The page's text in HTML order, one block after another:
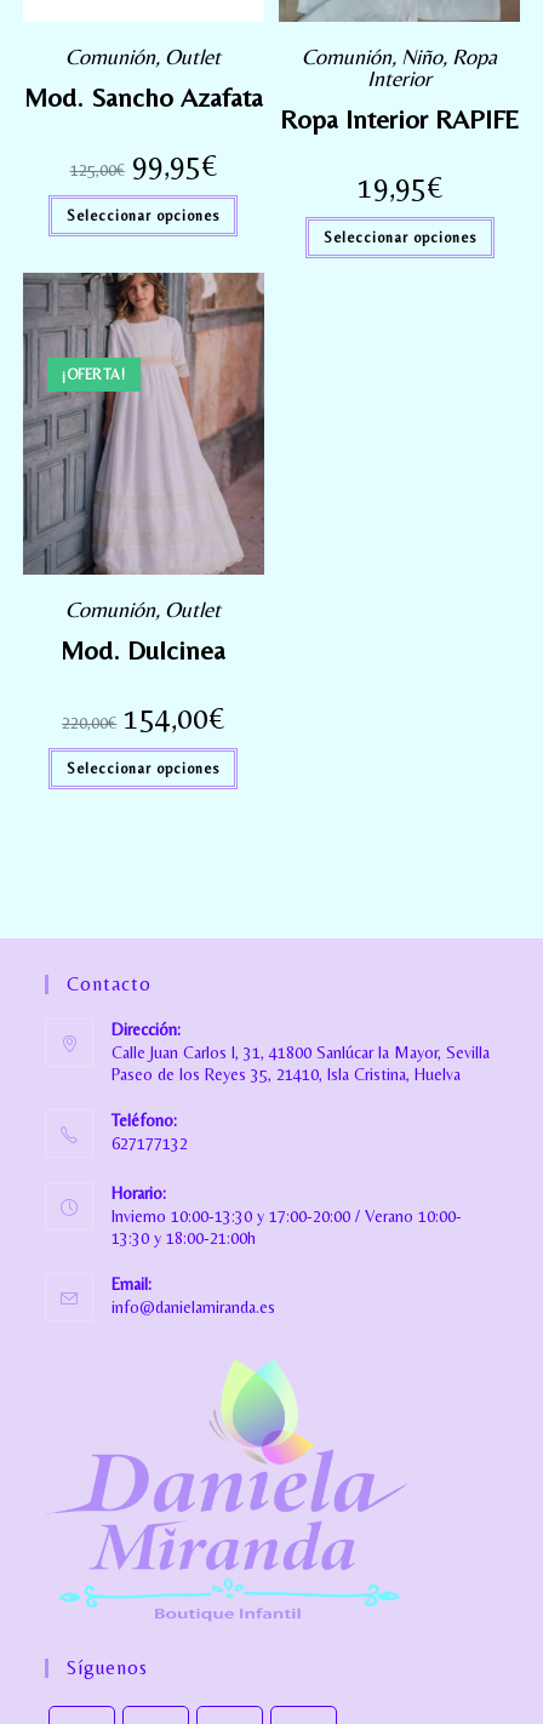
Comunión, Outlet
Mod. Sancho Azafata
125,00€ 99,95€
Seleccionar opciones
Comunión, Niño, Ropa
Interior
Ropa Interior RAPIFE
19,95€
Seleccionar opciones
¡OFERTA!
Comunión, Outlet
Mod. Dulcinea
220,00€ 154,00€
Seleccionar opciones
Contacto
Dirección:
Calle Juan Carlos I, 31, 41800 Sanlúcar la Mayor, Sevilla
Paseo de los Reyes 35, 21410, Isla Cristina, Huelva
Teléfono:
627177132
Horario:
Invierno 10:00-13:30 y 17:00-20:00 / Verano 10:00-
13:30 y 18:00-21:00h
Email:
info@danielamiranda.es
Síguenos